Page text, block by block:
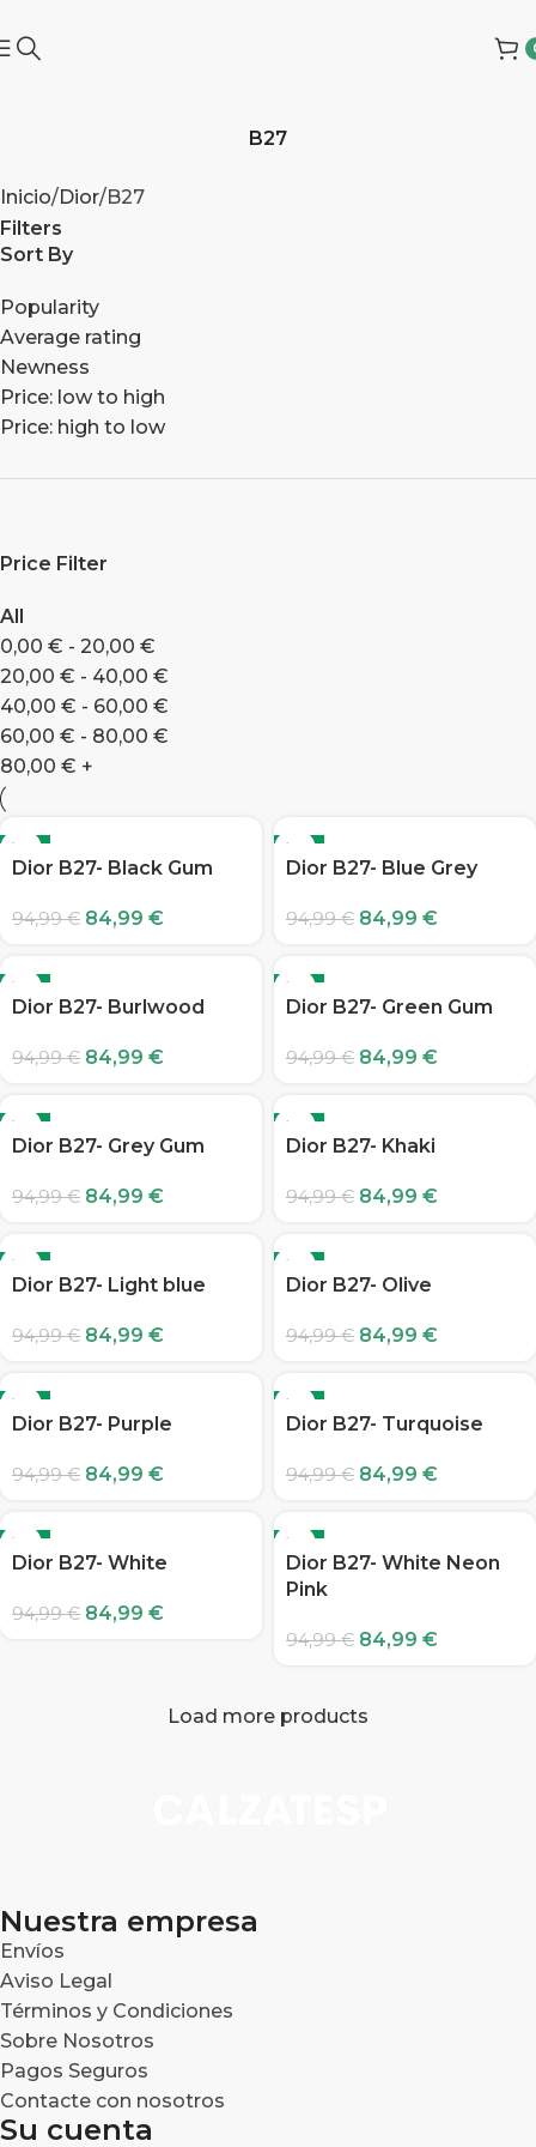
B27
Inicio Dior B27
Filters
Sort By
Popularity
Average rating
Newness
Price: low to high
Price: high to low
Price Filter
All
0,00 € - 20,00 €
20,00 € - 40,00 €
40,00 € - 60,00 €
60,00 € - 80,00 €
80,00 € +
-11%
Dior B27- Black Gum
94,99€ 84,99 €
-11%
Dior B27- Blue Grey
94,99€ 84,99 €
-11%
Dior B27- Burlwood
94,99€ 84,99 €
-11%
Dior B27- Green Gum
94,99€ 84,99 €
-11%
Dior B27- Grey Gum
94,99€ 84,99 €
-11%
Dior B27- Khaki
94,99€ 84,99 €
-11%
Dior B27- Light blue
94,99€ 84,99 €
-11%
Dior B27- Olive
94,99€ 84,99 €
-11%
Dior B27- Purple
94,99€ 84,99 €
-11%
Dior B27- Turquoise
94,99€ 84,99 €
-11%
Dior B27- White
94,99€ 84,99 €
-11%
Dior B27- White Neon
Pink
94,99€ 84,99 €
Load more products
Nuestra empresa
Envíos
Aviso Legal
Términos y Condiciones
Sobre Nosotros
Pagos Seguros
Contacte con nosotros
Su cuenta